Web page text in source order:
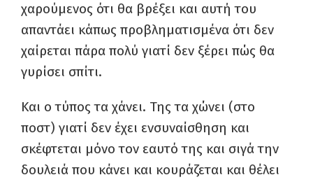
χαρούμενος ότι θα βρέξει και αυτή του
απαντάει κάπως προβληματισμένα ότι δεν
χαίρεται πάρα πολύ γιατί δεν ξέρει πώς θα
γυρίσει σπίτι.
Και ο τύπος τα χάνει. Της τα χώνει (στο
ποστ) γιατί δεν έχει ενσυναίσθηση και
σκέφτεται μόνο τον εαυτό της και σιγά την
δουλειά που κάνει και κουράζεται και θέλει